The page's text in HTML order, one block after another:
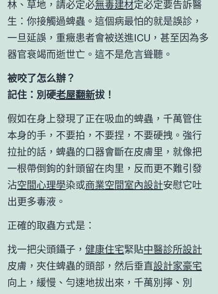
林、草地，請必定必無毒建材定必定要告訴醫
生：你接觸過蜱蟲。這個病最怕的就是誤診，
一旦延誤，重癥患者會被送進ICU，甚至因為多
器官衰竭而逝世亡。這不是危言聳聽。
被咬了怎么辦？
記住：別硬老屋翻新拔！
假如在身上發現了正在吸血的蜱蟲，千萬管住
本身的手，不要拍，不要捏，不要硬拽。強行
拉扯的話，蜱蟲的口器會斷在皮膚里，就像把
一根帶倒鉤的針頭留在肉里，反而更不難引發
沾空間心理學染或商業空間室內設計安慰它吐
出更多毒液。
正確的取蟲方式是：
找一把尖頭鑷子， 健康住宅緊貼中醫診所設計
皮膚，夾住蜱蟲的頭部，然后垂直設計家豪宅
向上，緩慢、勻速地拔出來，千萬別擰、別